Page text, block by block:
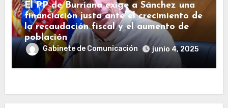
El PP de Burriana exige a Sánchez una
financiación justa ante el crecimiento de
la recaudación fiscal y el aumento de
población
Gabinete de Comunicación junio 4, 2025